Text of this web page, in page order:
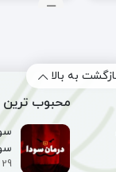
به بالا
محبوب ترین
29 خرداد 1400